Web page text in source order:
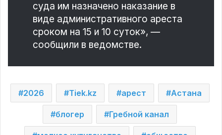
суда им назначено наказание в
виде административного ареста
сроком на 15 и 10 суток», —
сообщили в ведомстве.
2026 Tiek.kz арест Астана
блогер Гребной канал